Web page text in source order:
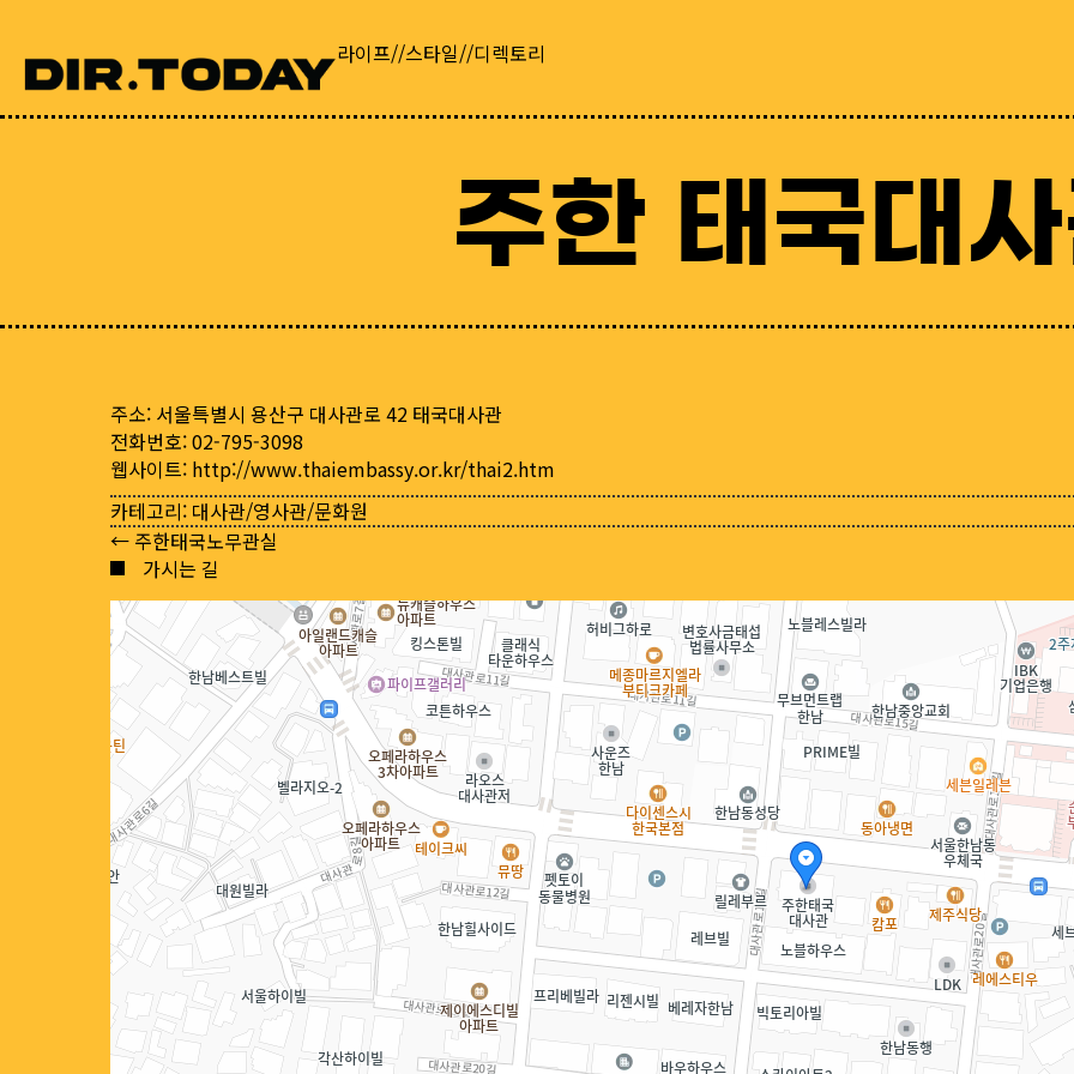
라이프//스타일//디렉토리
주한 태국대
주소: 서울특별시 용산구 대사관로 42 태국대사관
전화번호: 02-795-3098
웹사이트: http://www.thaiembassy.or.kr/thai2.htm
카테고리: 대사관/영사관/문화원
Posts
navigation
← 주한태국노무관실
가시는 길